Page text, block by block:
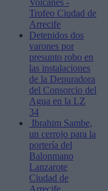
Volcanes -
Trofeo Ciudad de
Arrecife
Detenidos dos
varones por
presunto robo en
las instalaciones
de la Depuradora
del Consorcio del
Agua en la LZ
34
Ibrahim Sambe,
un cerrojo para la
portería del
Balonmano
Lanzarote
Ciudad de
Arrecife